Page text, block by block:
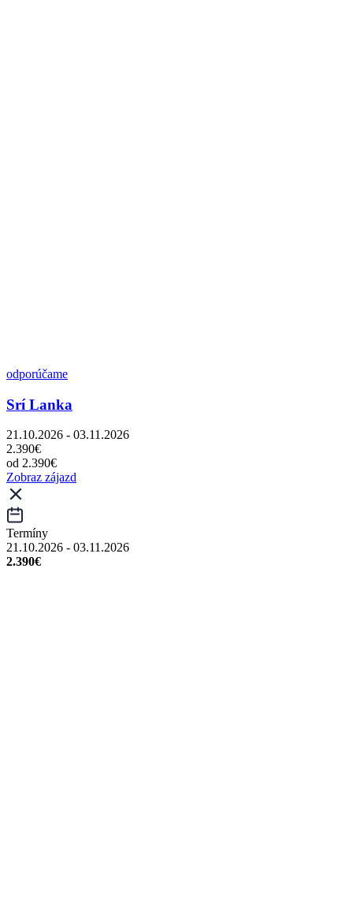
odporúčame
Srí Lanka
21.10.2026 - 03.11.2026
2.390€
od 2.390€
Zobraz zájazd
Termíny
21.10.2026 - 03.11.2026
2.390€